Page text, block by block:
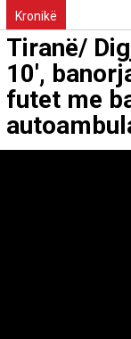
Kronikë
Tiranë/
10',
futet me